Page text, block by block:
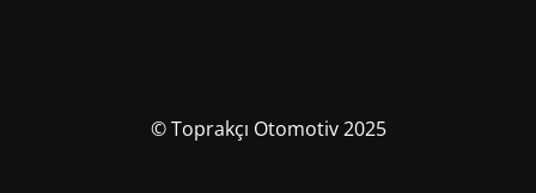
© Toprakçı Otomotiv 2025